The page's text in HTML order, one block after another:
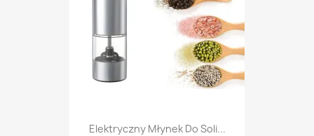
Elektryczny Młynek Do Soli...